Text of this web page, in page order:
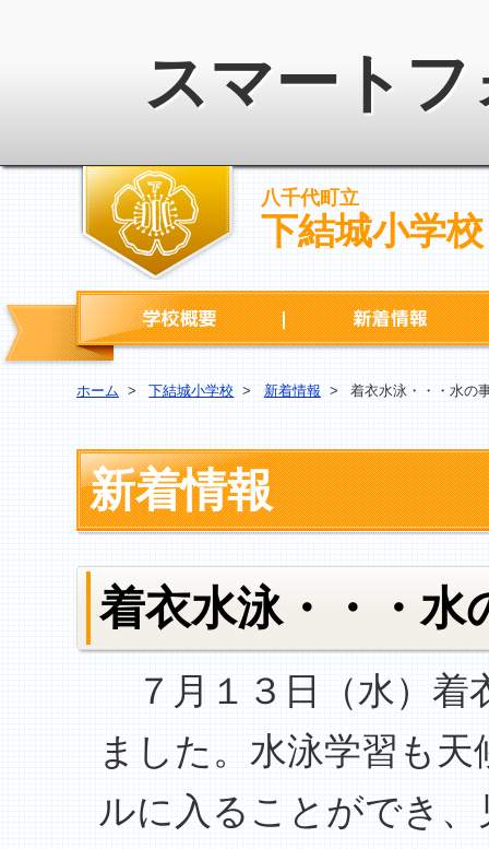
スマート
八千代町立
下結城小学校
学校概要
ホーム > 下結城小学校 > 新着情報 > 着衣水泳・・・水の
新着情報
着衣水泳・・・水
７月１３日（水）着
ました。水泳学習も
ルに入ることができ